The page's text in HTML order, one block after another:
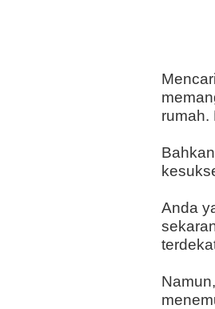
Mencari
rumah.
Anda